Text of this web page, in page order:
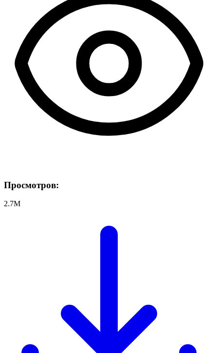
Просмотров:
2.7M